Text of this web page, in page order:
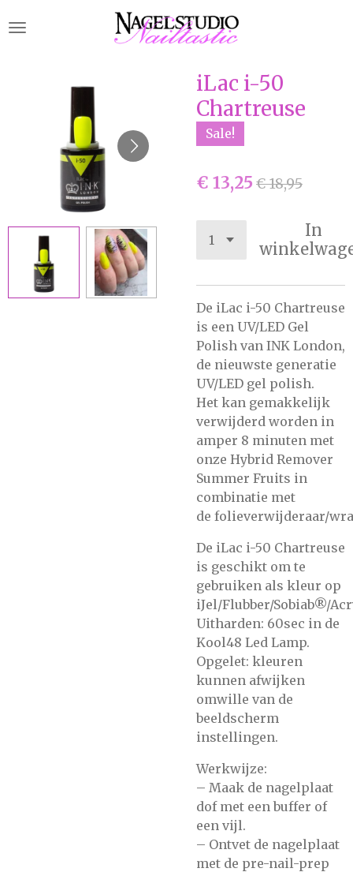
direct
hoofdinhoud
iLac i-50
Chartreuse
Sale!
€ 13,25 € 18,95
In
De iLac i-50 Chartreuse
is een UV/LED Gel
Polish van INK London,
de nieuwste generatie
UV/LED gel polish.
Het kan gemakkelijk
verwijderd worden in
amper 8 minuten met
onze Hybrid Remover
Summer Fruits in
combinatie met
de folieverwijderaar/
De iLac i-50 Chartreuse
is geschikt om te
gebruiken als kleur op
iJel/Flubber/Sobiab®/
Uitharden: 60sec in de
Kool48 Led Lamp.
Opgelet: kleuren
kunnen afwijken
omwille van de
beeldscherm
instellingen.
Werkwijze:
– Maak de nagelplaat
dof met een buffer of
een vijl.
– Ontvet de nagelplaat
met de pre-nail-prep